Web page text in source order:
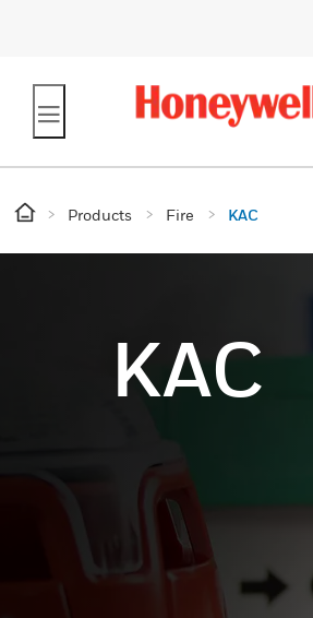
Products Fire KAC
KAC